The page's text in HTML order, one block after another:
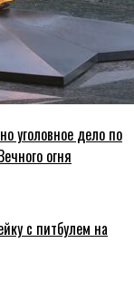
уголовное дело по
огня
с питбулем на